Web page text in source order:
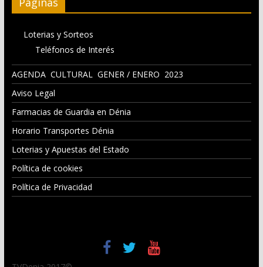
Loterias y Sorteos
Teléfonos de Interés
AGENDA CULTURAL GENER / ENERO 2023
Aviso Legal
Farmacias de Guardia en Dénia
Horario Transportes Dénia
Loterias y Apuestas del Estado
Política de cookies
Política de Privacidad